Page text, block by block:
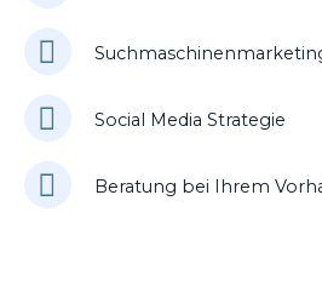
Social Media Strategie
Beratung bei Ihrem